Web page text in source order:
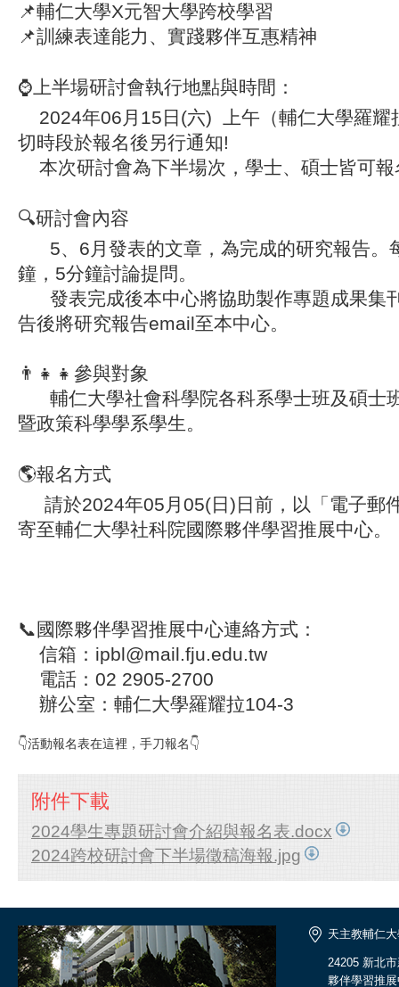
📌輔仁大學X元智大學跨校學習
📌訓練表達能力、實踐夥伴互惠精神
⌚上半場研討會執行地點與時間：
2024年06月15日(六) 上午（輔仁大學羅耀
切時段於報名後另行通知!
本次研討會為下半場次，學士、碩士皆可報
🔍研討會內容
5、6月發表的文章，為完成的研究報告。
鐘，5分鐘討論提問。
發表完成後本中心將協助製作專題成果集
告後將研究報告email至本中心。
👨‍👧‍👧 參與對象
輔仁大學社會科學院各科系學士班及碩士
暨政策科學學系學生。
🌎報名方式
請於2024年05月05(日)日前，以「電子郵
寄至輔仁大學社科院國際夥伴學習推展中心。
📞 國際夥伴學習推展中心連絡方式：
信箱：ipbl@mail.fju.edu.tw
電話：02 2905-2700
辦公室：輔仁大學羅耀拉104-3
👇活動報名表在這裡，手刀報名👇
附件下載
2024學生專題研討會介紹與報名表.docx
2024跨校研討會下半場徵稿海報.jpg
天主教輔仁
24205 新北
夥伴學習推